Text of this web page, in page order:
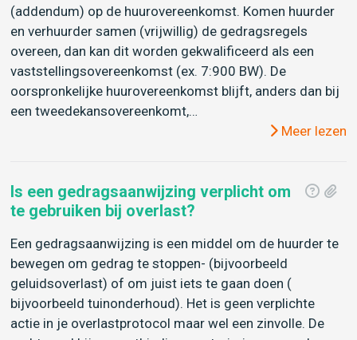
(addendum) op de huurovereenkomst. Komen huurder
en verhuurder samen (vrijwillig) de gedragsregels
overeen, dan kan dit worden gekwalificeerd als een
vaststellingsovereenkomst (ex. 7:900 BW). De
oorspronkelijke huurovereenkomst blijft, anders dan bij
een tweedekansovereenkomt,…
Meer lezen
Is een gedragsaanwijzing verplicht om
te gebruiken bij overlast?
Een gedragsaanwijzing is een middel om de huurder te
bewegen om gedrag te stoppen- (bijvoorbeeld
geluidsoverlast) of om juist iets te gaan doen (
bijvoorbeeld tuinonderhoud). Het is geen verplichte
actie in je overlastprotocol maar wel een zinvolle. De